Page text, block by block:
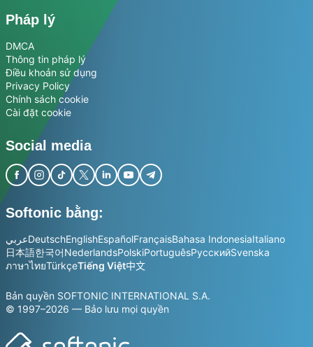
Pháp lý
DMCA
Thông tin pháp lý
Điều khoản sử dụng
Privacy Policy
Chính sách cookie
Cài đặt cookie
Social media
Softonic bằng:
عربيDeutschEnglishEspañolFrançaisBahasa IndonesiaItaliano
日本語한국어NederlandsPolskiPortuguêsРусскийSvenska
ภาษาไทยTürkçeTiếng Việt中文
Bản quyền SOFTONIC INTERNATIONAL S.A.
© 1997–2026 — Bảo lưu mọi quyền